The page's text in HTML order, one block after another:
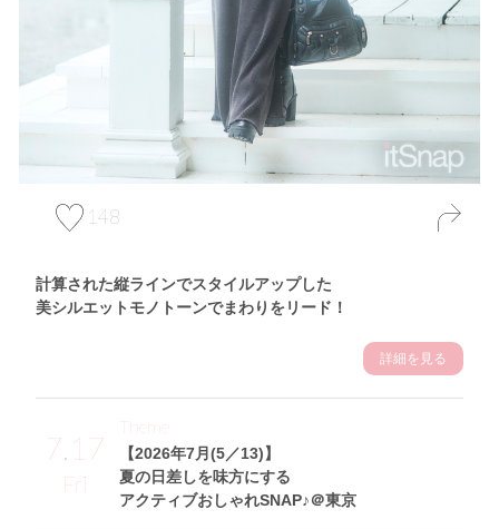
148
計算された縦ラインでスタイルアップした
美シルエットモノトーンでまわりをリード！
詳細を見る
7.17
Fri
【2026年7月(5／13)】
夏の日差しを味方にする
アクティブおしゃれSNAP♪＠東京
Theme